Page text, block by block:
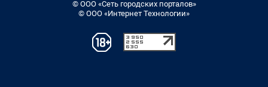
© ООО «Сеть городских порталов»
© ООО «Интернет Технологии»